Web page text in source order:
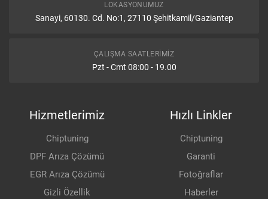
LOKASYONUMUZ
Sanayi, 60130. Cd. No:1, 27110 Şehitkamil/Gaziantep
ÇALIŞMA SAATLERIMIZ
Pzt - Cmt 08:00 - 19.00
Hizmetlerimiz
Chiptuning
DPF Arıza Çözümü
EGR Arıza Çözümü
Gizli Özellik
Hızlı Linkler
Chiptuning
Garanti
Fotoğraflar
Haberler